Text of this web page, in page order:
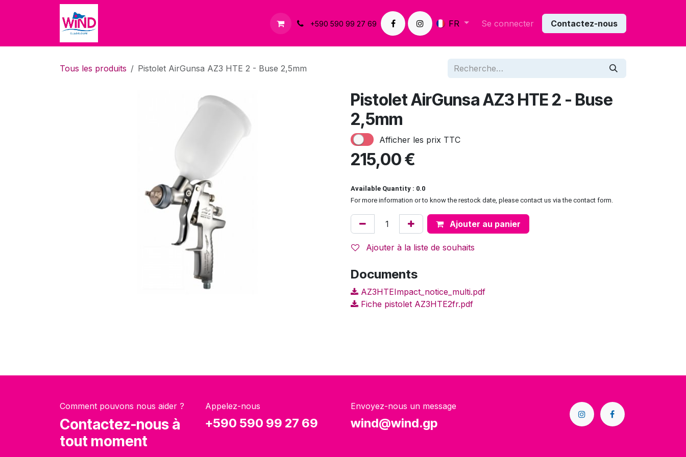
Se rendre au contenu
Contactez-nous+590 590 99 27 69 FR Se connecter Contactez-nous
Tous les produits Pistolet AirGunsa AZ3 HTE 2 - Buse 2,5mm
Pistolet AirGunsa AZ3 HTE 2 - Buse
2,5mm
Afficher les prix TTC
215,00€
Available Quantity : 0.0
For more information or to know the restock date, please contact us via the contact form.
Ajouter au panier
Ajouter à la liste de souhaits
Documents
AZ3HTEImpact_notice_multi.pdf
Fiche pistolet AZ3HTE2fr.pdf
Comment pouvons nous aider ?
Contactez-nous à
tout moment
Appelez-nous
+590 590 99 27 69
Envoyez-nous un message
wind@wind.gp